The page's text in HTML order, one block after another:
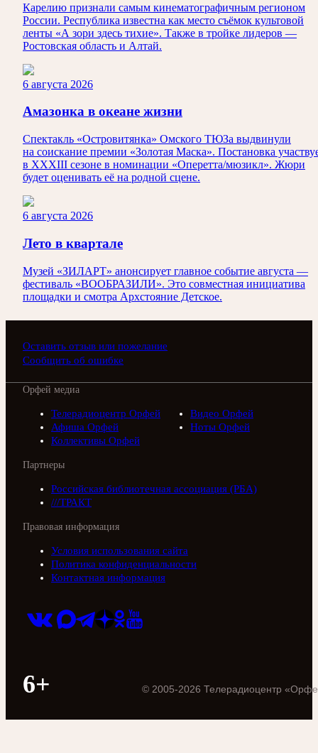
Карелию признали самым кинематографичным регионом
России. Республика известна как место съёмок культовой
ленты «А зори здесь тихие». Также в тройке лидеров —
Ростовская область и Алтай.
6 августа 2026
Амазонка в океане жизни
Спектакль «Островитянка» Омского ТЮЗа выдвинули
на соискание премии «Золотая Маска». Постановка
в XXXIII сезоне в номинации «Оперетта/мюзикл». Жюри
будет оценивать её на родной сцене.
6 августа 2026
Лето в квартале
Музей «ЗИЛАРТ» анонсирует главное событие августа —
фестиваль «ВООБРАЗИЛИ». Это совместная инициатива
площадки и смотра Архстояние Детское.
Оставить отзыв или пожелание
Сообщить об ошибке
Орфей медиа
Телерадиоцентр Орфей
Видео Орфей
Афиша Орфей
Ноты Орфей
Коллективы Орфей
Партнеры
Российская библиотечная ассоциация (РБА)
///ТРАКТ
Правовая информация
Условия использования сайта
Политика конфиденциальности
Контактная информация
6+ © 2005-2026 Телерадиоцентр